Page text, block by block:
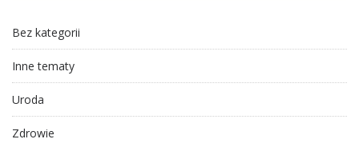
Bez kategorii
Inne tematy
Uroda
Zdrowie